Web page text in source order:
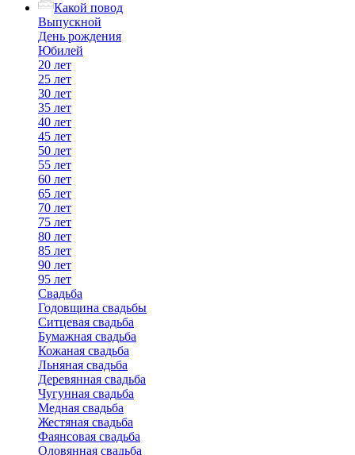
Какой повод
Выпускной
День рождения
Юбилей
20 лет
25 лет
30 лет
35 лет
40 лет
45 лет
50 лет
55 лет
60 лет
65 лет
70 лет
75 лет
80 лет
85 лет
90 лет
95 лет
Свадьба
Годовщина свадьбы
Ситцевая свадьба
Бумажная свадьба
Кожаная свадьба
Льняная свадьба
Деревянная свадьба
Чугунная свадьба
Медная свадьба
Жестяная свадьба
Фаянсовая свадьба
Оловянная свадьба